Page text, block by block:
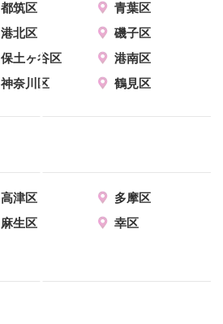
都筑区
青葉区
港北区
磯子区
保土ヶ谷区
港南区
神奈川区 鶴見区
高津区
多摩区
麻生区
幸区